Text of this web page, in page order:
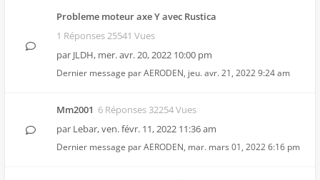
Probleme moteur axe Y avec Rustica
1 Réponses 25541 Vues
par JLDH, mer. avr. 20, 2022 10:00 pm
Dernier message parAERODEN, jeu. avr. 21, 2022 9:24 am
Mm2001 6 Réponses 32254 Vues
par Lebar,ven. févr. 11, 2022 11:36 am
Dernier message parAERODEN, mar. mars 01, 2022 6:16 pm